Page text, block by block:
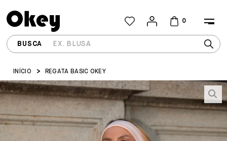
0
INÍCIO REGATA BASIC OKEY